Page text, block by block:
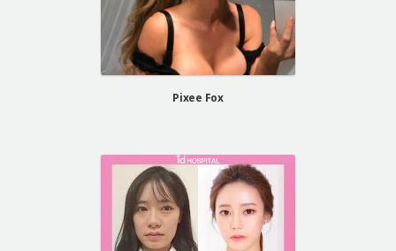
Pixee Fox